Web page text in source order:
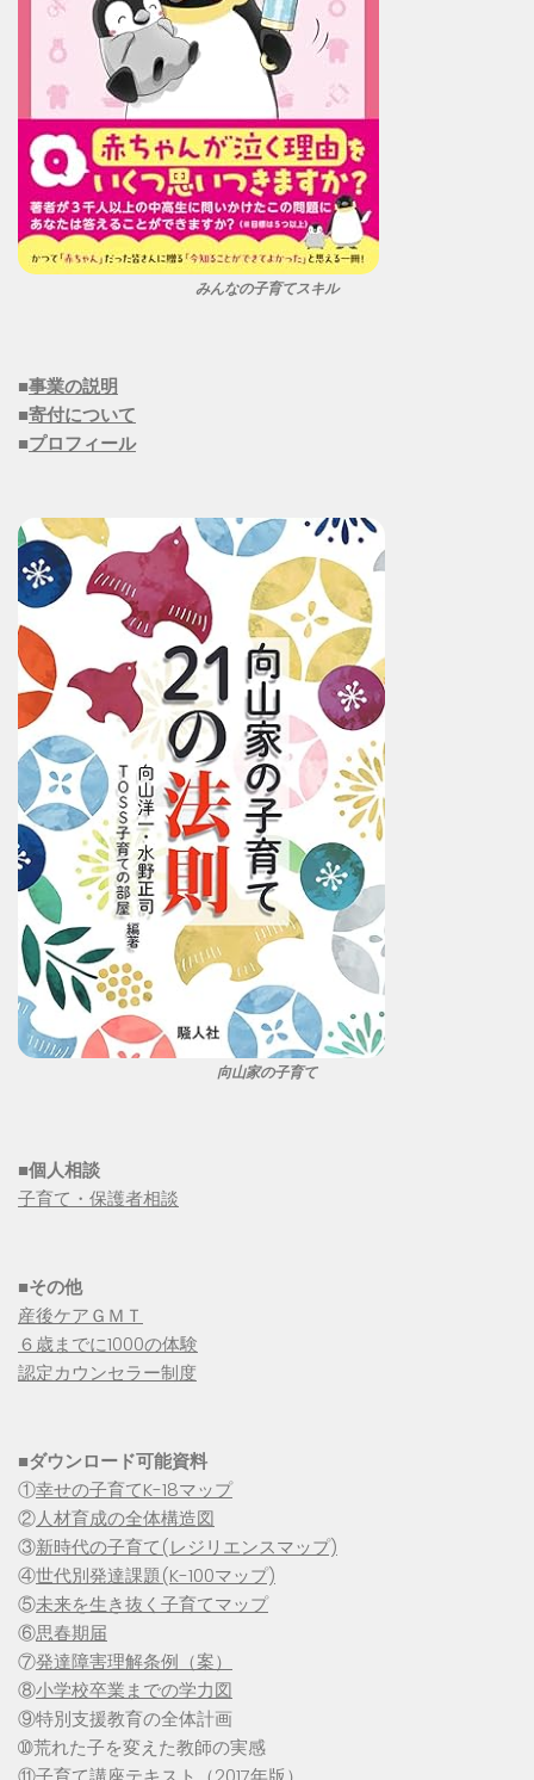
みんなの子育てスキル
■事業の説明
■寄付について
■プロフィール
向山家の子育て
■個人相談
子育て・保護者相談
■その他
産後ケアＧＭＴ
６歳までに1000の体験
認定カウンセラー制度
■ダウンロード可能資料
①幸せの子育てK-18マップ
②人材育成の全体構造図
③新時代の子育て(レジリエンスマップ)
④世代別発達課題(K-100マップ)
⑤未来を生き抜く子育てマップ
⑥思春期届
⑦発達障害理解条例（案）
⑧小学校卒業までの学力図
⑨特別支援教育の全体計画
➉荒れた子を変えた教師の実感